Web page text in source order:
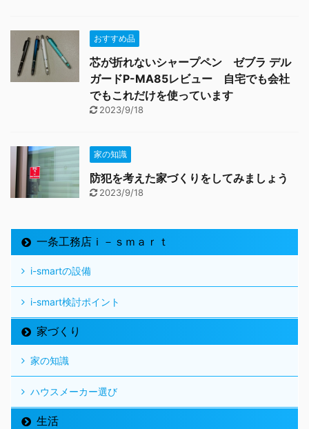
おすすめ品
芯が折れないシャープペン ゼブラ デル
ガードP-MA85レビュー 自宅でも会社
でもこれだけを使っています
2023/9/18
家の知識
防犯を考えた家づくりをしてみましょう
2023/9/18
一条工務店ｉ－ｓｍａｒｔ
i-smartの設備
i-smart検討ポイント
家づくり
家の知識
ハウスメーカー選び
生活